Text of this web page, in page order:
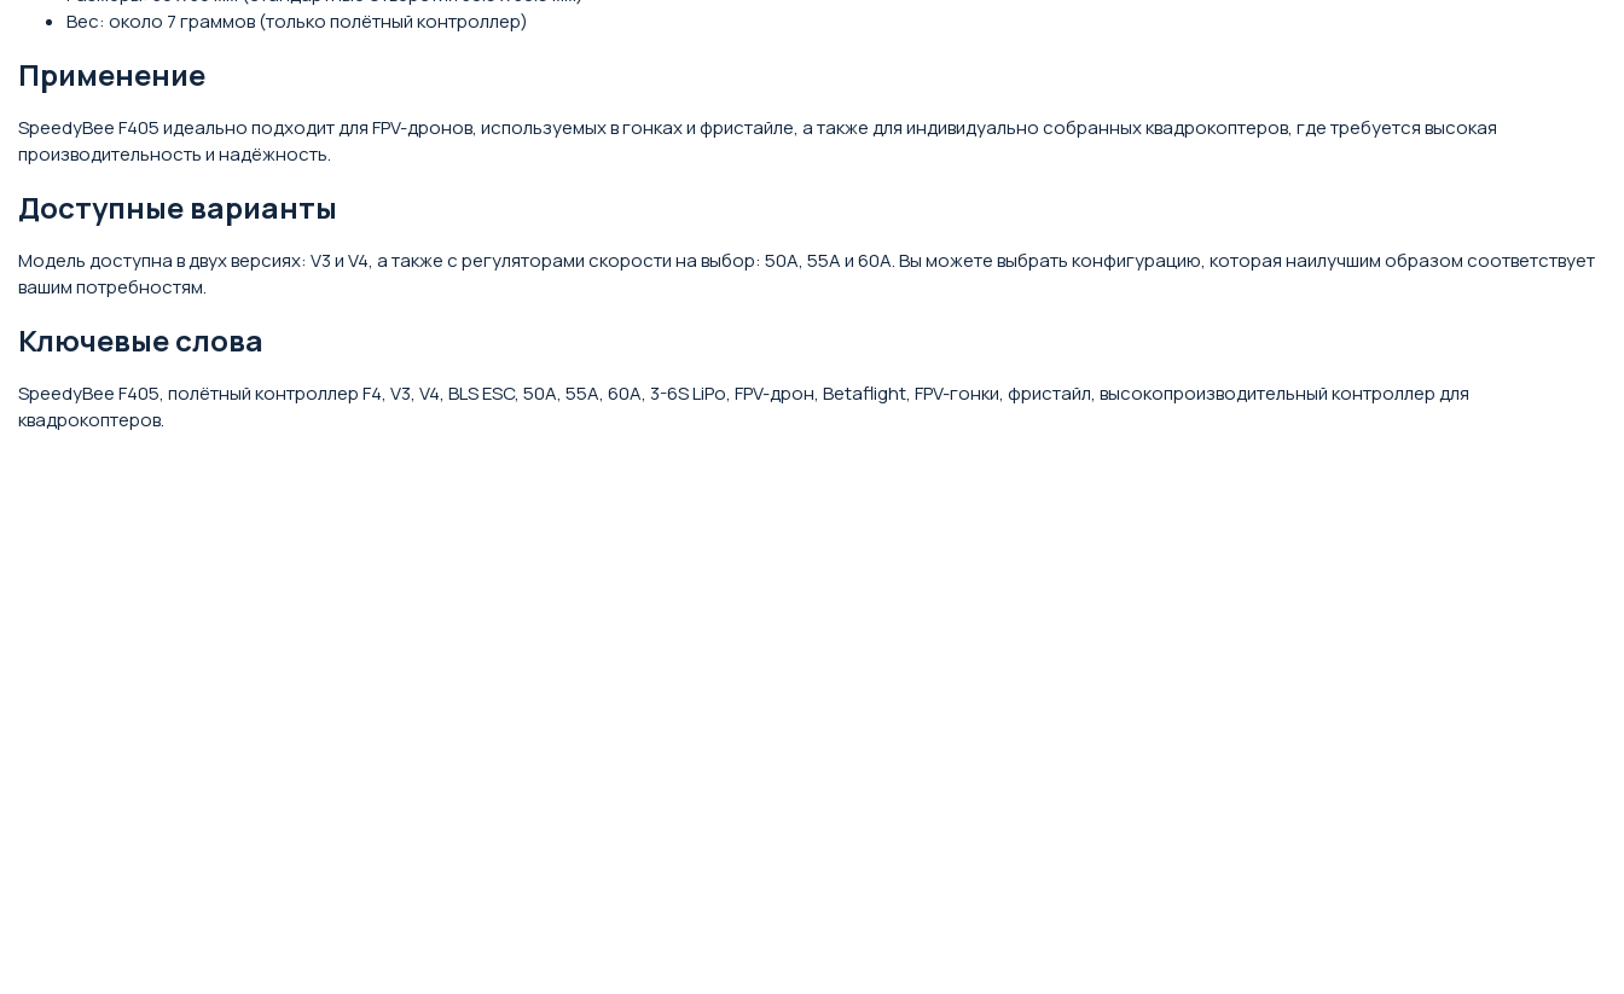
Вес: около 7 граммов (только полётный контроллер)
Применение
SpeedyBee F405 идеально подходит для FPV-дронов, используемых в гонках и фристайле, а также для индивидуально собранных квадрокоптеров, где требуется высокая
производительность и надёжность.
Доступные варианты
Модель доступна в двух версиях: V3 и V4, а также с регуляторами скорости на выбор: 50A, 55A и 60A. Вы можете выбрать конфигурацию, которая наилучшим образом соответствует
вашим потребностям.
Ключевые слова
SpeedyBee F405, полётный контроллер F4, V3, V4, BLS ESC, 50A, 55A, 60A, 3-6S LiPo, FPV-дрон, Betaflight, FPV-гонки, фристайл, высокопроизводительный контроллер для
квадрокоптеров.